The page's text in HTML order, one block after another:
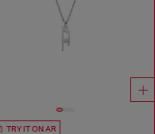
TRY IT ON AR